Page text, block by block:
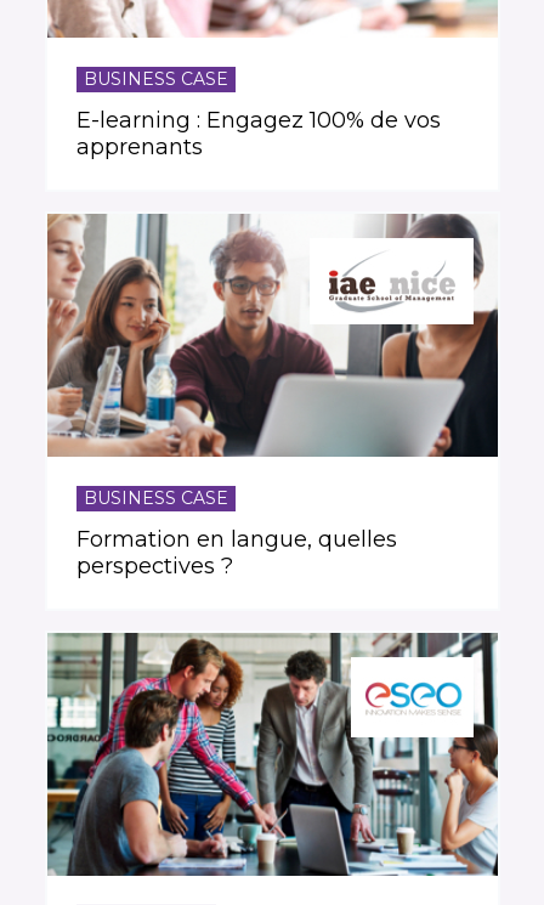
BUSINESS CASE
E-learning : Engagez 100% de vos
apprenants
BUSINESS CASE
Formation en langue, quelles
perspectives ?